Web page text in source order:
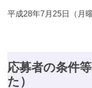
平成28年7月25日（月
応募者の条件
た）